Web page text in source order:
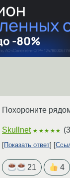
Похороните
Skullnet ★★★★★ (
Показать ответ
21 4